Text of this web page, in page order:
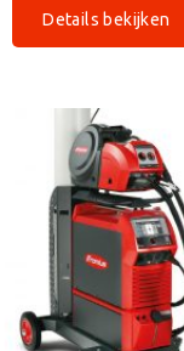
Details bekijken